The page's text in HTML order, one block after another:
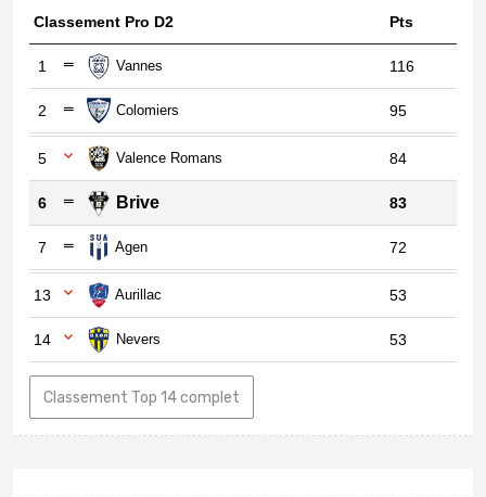
Classement Pro D2 Pts
1 Vannes 116
2 Colomiers 95
5 Valence Romans 84
6 Brive 83
7 Agen 72
13 Aurillac 53
14 Nevers 53
Classement Top 14 complet